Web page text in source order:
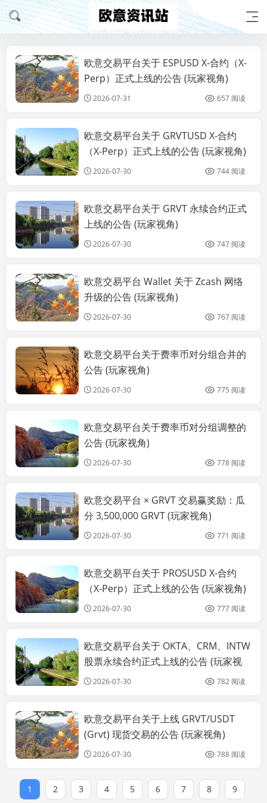
公告
欧意交易平台关于 ESPUSD X-合约（X-
Perp）正式上线的公告 (玩家视角)
2026-07-31 657 阅读
公告
欧意交易平台关于 GRVTUSD X-合约
（X-Perp）正式上线的公告 (玩家视角)
2026-07-30 744 阅读
公告
欧意交易平台关于 GRVT 永续合约正式
上线的公告 (玩家视角)
2026-07-30 747 阅读
公告
欧意交易平台 Wallet 关于 Zcash 网络
升级的公告 (玩家视角)
2026-07-30 767 阅读
公告
欧意交易平台关于费率币对分组合并的
公告 (玩家视角)
2026-07-30 775 阅读
公告
欧意交易平台关于费率币对分组调整的
公告 (玩家视角)
2026-07-30 778 阅读
公告
欧意交易平台 × GRVT 交易赢奖励：瓜
分 3,500,000 GRVT (玩家视角)
2026-07-30 771 阅读
公告
欧意交易平台关于 PROSUSD X-合约
（X-Perp）正式上线的公告 (玩家视角)
2026-07-30 777 阅读
公告
欧意交易平台关于 OKTA、CRM、INTW
股票永续合约正式上线的公告 (玩家视
角)2026-07-30 782 阅读
公告
欧意交易平台关于上线 GRVT/USDT
(Grvt) 现货交易的公告 (玩家视角)
2026-07-30 788 阅读
1 2 3 4 5 6 7 8 9